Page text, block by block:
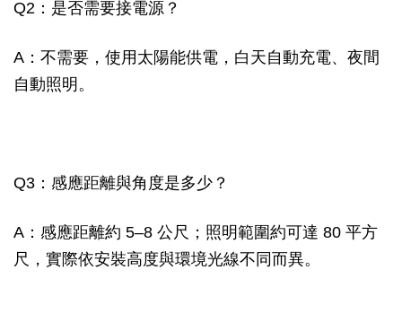
Q2：是否需要接電源？
A：不需要，使用太陽能供電，白天自動充電、夜間
自動照明。
Q3：感應距離與角度是多少？
A：感應距離約 5–8 公尺；照明範圍約可達 80 平方
尺，實際依安裝高度與環境光線不同而異。